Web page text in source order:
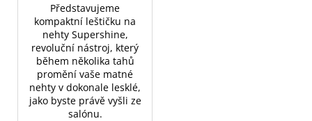
Představujeme
kompaktní leštičku na
nehty Supershine,
revoluční nástroj, který
během několika tahů
promění vaše matné
nehty v dokonale lesklé,
jako byste právě vyšli ze
salónu.